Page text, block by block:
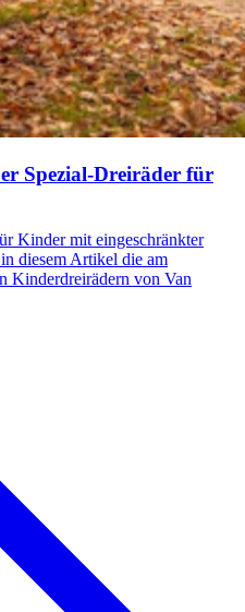
Spezial-Dreiräder für
Kinder mit eingeschränkter
diesem Artikel die am
Kinderdreirädern von Van